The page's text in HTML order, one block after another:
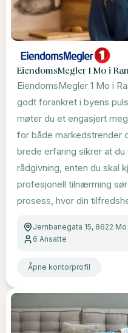
EiendomsMegler 1 Mo i
EiendomsMegler 1 Mo i
godt forankret i byens
møter du et engasjert
for både markedstrender
brede erfaring sikrer at
rådgivning, enten du skal
profesjonell tilnærming
prosess, hvor din
Jernbanegata 15, 8622 Mo
6 Ansatte
Åpne kontorprofil